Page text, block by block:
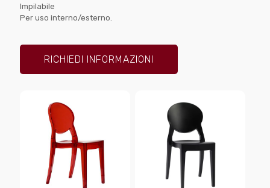
Impilabile
Per uso interno/esterno.
RICHIEDI INFORMAZIONI